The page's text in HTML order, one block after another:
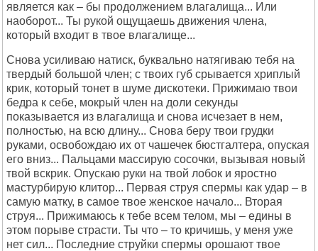
является как – бы продолжением влагалища... Или
наоборот... Ты рукой ощущаешь движения члена,
который входит в твое влагалище...
Снова усиливаю натиск, буквально натягиваю тебя на
твердый большой член; с твоих губ срывается хриплый
крик, который тонет в шуме дискотеки. Прижимаю твои
бедра к себе, мокрый член на доли секунды
показывается из влагалища и снова исчезает в нем,
полностью, на всю длину... Снова беру твои грудки
руками, освобождаю их от чашечек бюстгалтера, опуская
его вниз... Пальцами массирую сосочки, вызывая новый
твой вскрик. Опускаю руки на твой лобок и яростно
мастурбирую клитор... Первая струя спермы как удар – в
самую матку, в самое твое женское начало... Вторая
струя... Прижимаюсь к тебе всем телом, мы – едины в
этом порыве страсти. Ты что – то кричишь, у меня уже
нет сил... Последние струйки спермы орошают твое